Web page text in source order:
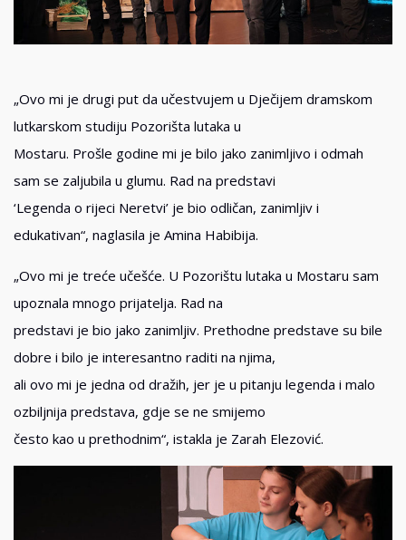
„Ovo mi je drugi put da učestvujem u Dječijem dramskom
lutkarskom studiju Pozorišta lutaka u
Mostaru. Prošle godine mi je bilo jako zanimljivo i odmah
sam se zaljubila u glumu. Rad na predstavi
‘Legenda o rijeci Neretvi’ je bio odličan, zanimljiv i
edukativan“, naglasila je Amina Habibija.
„Ovo mi je treće učešće. U Pozorištu lutaka u Mostaru sam
upoznala mnogo prijatelja. Rad na
predstavi je bio jako zanimljiv. Prethodne predstave su bile
dobre i bilo je interesantno raditi na njima,
ali ovo mi je jedna od dražih, jer je u pitanju legenda i malo
ozbiljnija predstava, gdje se ne smijemo
često kao u prethodnim“, istakla je Zarah Elezović.